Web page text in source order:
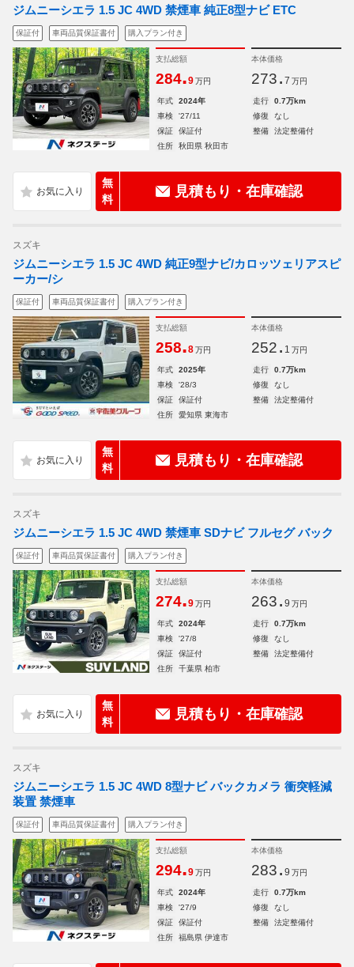
ジムニーシエラ 1.5 JC 4WD 禁煙車 純正8型ナビ ETC
保証付 車両品質保証書付 購入プラン付き
支払総額
284.9 万円
本体価格
273. 7 万円
年式 2024年 走行
0.7万km
車検
'27/11 修復
なし
保証
保証付 整備
法定整備付
住所
秋田県 秋田市
無
料
見積もり・在庫確認
スズキ
ジムニーシエラ 1.5 JC 4WD 純正9型ナビ/カロッツェリアスピ
ーカー/シ
保証付 車両品質保証書付 購入プラン付き
支払総額
258.8 万円
本体価格
252. 1 万円
年式 2025年 走行
0.7万km
車検
'28/3 修復
なし
保証
保証付 整備
法定整備付
住所
愛知県 東海市
無
料
見積もり・在庫確認
スズキ
ジムニーシエラ 1.5 JC 4WD 禁煙車 SDナビ フルセグ バック
保証付 車両品質保証書付 購入プラン付き
支払総額
274.9 万円
本体価格
263. 9 万円
年式 2024年 走行
0.7万km
車検
'27/8 修復
なし
保証
保証付 整備
法定整備付
住所
千葉県 柏市
無
料
見積もり・在庫確認
スズキ
ジムニーシエラ 1.5 JC 4WD 8型ナビ バックカメラ 衝突軽減
装置 禁煙車
保証付 車両品質保証書付 購入プラン付き
支払総額
294.9 万円
本体価格
283. 9 万円
年式 2024年 走行
0.7万km
車検
'27/9 修復
なし
保証
保証付 整備
法定整備付
住所
福島県 伊達市